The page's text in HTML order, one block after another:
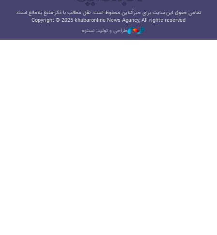
تمامی حقوق این سایت برای خبرآنلاین محفوظ است. نقل مطالب با ذکر منبع بلامانع است.
Copyright © 2025 khabaronline News Agancy, All rights reserved
طراحی و تولید: نستوه